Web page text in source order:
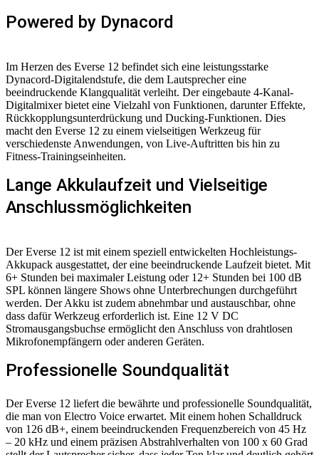
Powered by Dynacord
Im Herzen des Everse 12 befindet sich eine leistungsstarke
Dynacord-Digitalendstufe, die dem Lautsprecher eine
beeindruckende Klangqualität verleiht. Der eingebaute 4-Kanal-
Digitalmixer bietet eine Vielzahl von Funktionen, darunter Effekte,
Rückkopplungsunterdrückung und Ducking-Funktionen. Dies
macht den Everse 12 zu einem vielseitigen Werkzeug für
verschiedenste Anwendungen, von Live-Auftritten bis hin zu
Fitness-Trainingseinheiten.
Lange Akkulaufzeit und Vielseitige
Anschlussmöglichkeiten
Der Everse 12 ist mit einem speziell entwickelten Hochleistungs-
Akkupack ausgestattet, der eine beeindruckende Laufzeit bietet. Mit
6+ Stunden bei maximaler Leistung oder 12+ Stunden bei 100 dB
SPL können längere Shows ohne Unterbrechungen durchgeführt
werden. Der Akku ist zudem abnehmbar und austauschbar, ohne
dass dafür Werkzeug erforderlich ist. Eine 12 V DC
Stromausgangsbuchse ermöglicht den Anschluss von drahtlosen
Mikrofonempfängern oder anderen Geräten.
Professionelle Soundqualität
Der Everse 12 liefert die bewährte und professionelle Soundqualität,
die man von Electro Voice erwartet. Mit einem hohen Schalldruck
von 126 dB+, einem beeindruckenden Frequenzbereich von 45 Hz
– 20 kHz und einem präzisen Abstrahlverhalten von 100 x 60 Grad